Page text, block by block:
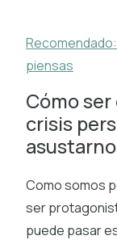
piensas
Cómo
crisis
Como somos
ser
puede pasar